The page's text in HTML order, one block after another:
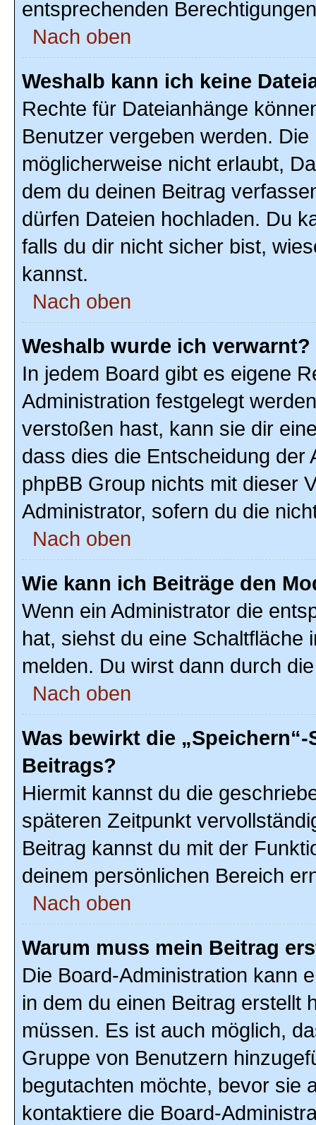
entsprechenden
Nach oben
Weshalb kann ich keine
Rechte für Dateianhänge
Benutzer vergeben werden.
möglicherweise nicht erlaubt,
dem du deinen Beitrag
dürfen Dateien hochladen. Du
falls du dir nicht sicher bist,
kannst.
Nach oben
Weshalb wurde ich verwarnt?
In jedem Board gibt es eigene
Administration festgelegt
verstoßen hast, kann sie dir
dass dies die Entscheidung der
phpBB Group nichts mit dieser
Administrator, sofern du die
Nach oben
Wie kann ich Beiträge den
Wenn ein Administrator die
hat, siehst du eine Schaltfläche
melden. Du wirst dann durch
Nach oben
Was bewirkt die
Beitrags?
Hiermit kannst du die
späteren Zeitpunkt
Beitrag kannst du mit der
deinem persönlichen Bereich
Nach oben
Warum muss mein Beitrag
Die Board-Administration kann
in dem du einen Beitrag erstellt
müssen. Es ist auch möglich,
Gruppe von Benutzern
begutachten möchte, bevor sie
kontaktiere die Board-